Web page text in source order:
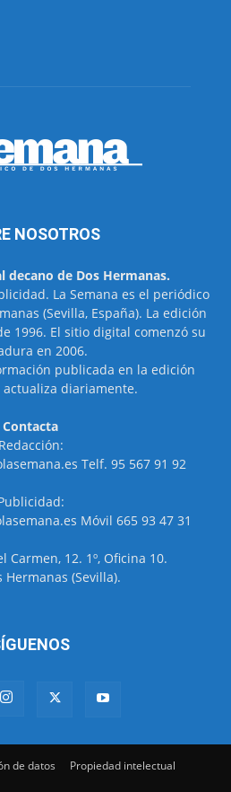
NOSOTROS
decano de Dos Hermanas.
La Semana es el periódico
(Sevilla, España). La edición
1996. El sitio digital comenzó su
en 2006.
publicada en la edición
actualiza diariamente.
Contacta
Redacción:
Telf. 95 567 91 92
Móvil 665 93 47 31
Carmen, 12. 1º, Oficina 10.
Hermanas (Sevilla).
de datos Propiedad intelectual